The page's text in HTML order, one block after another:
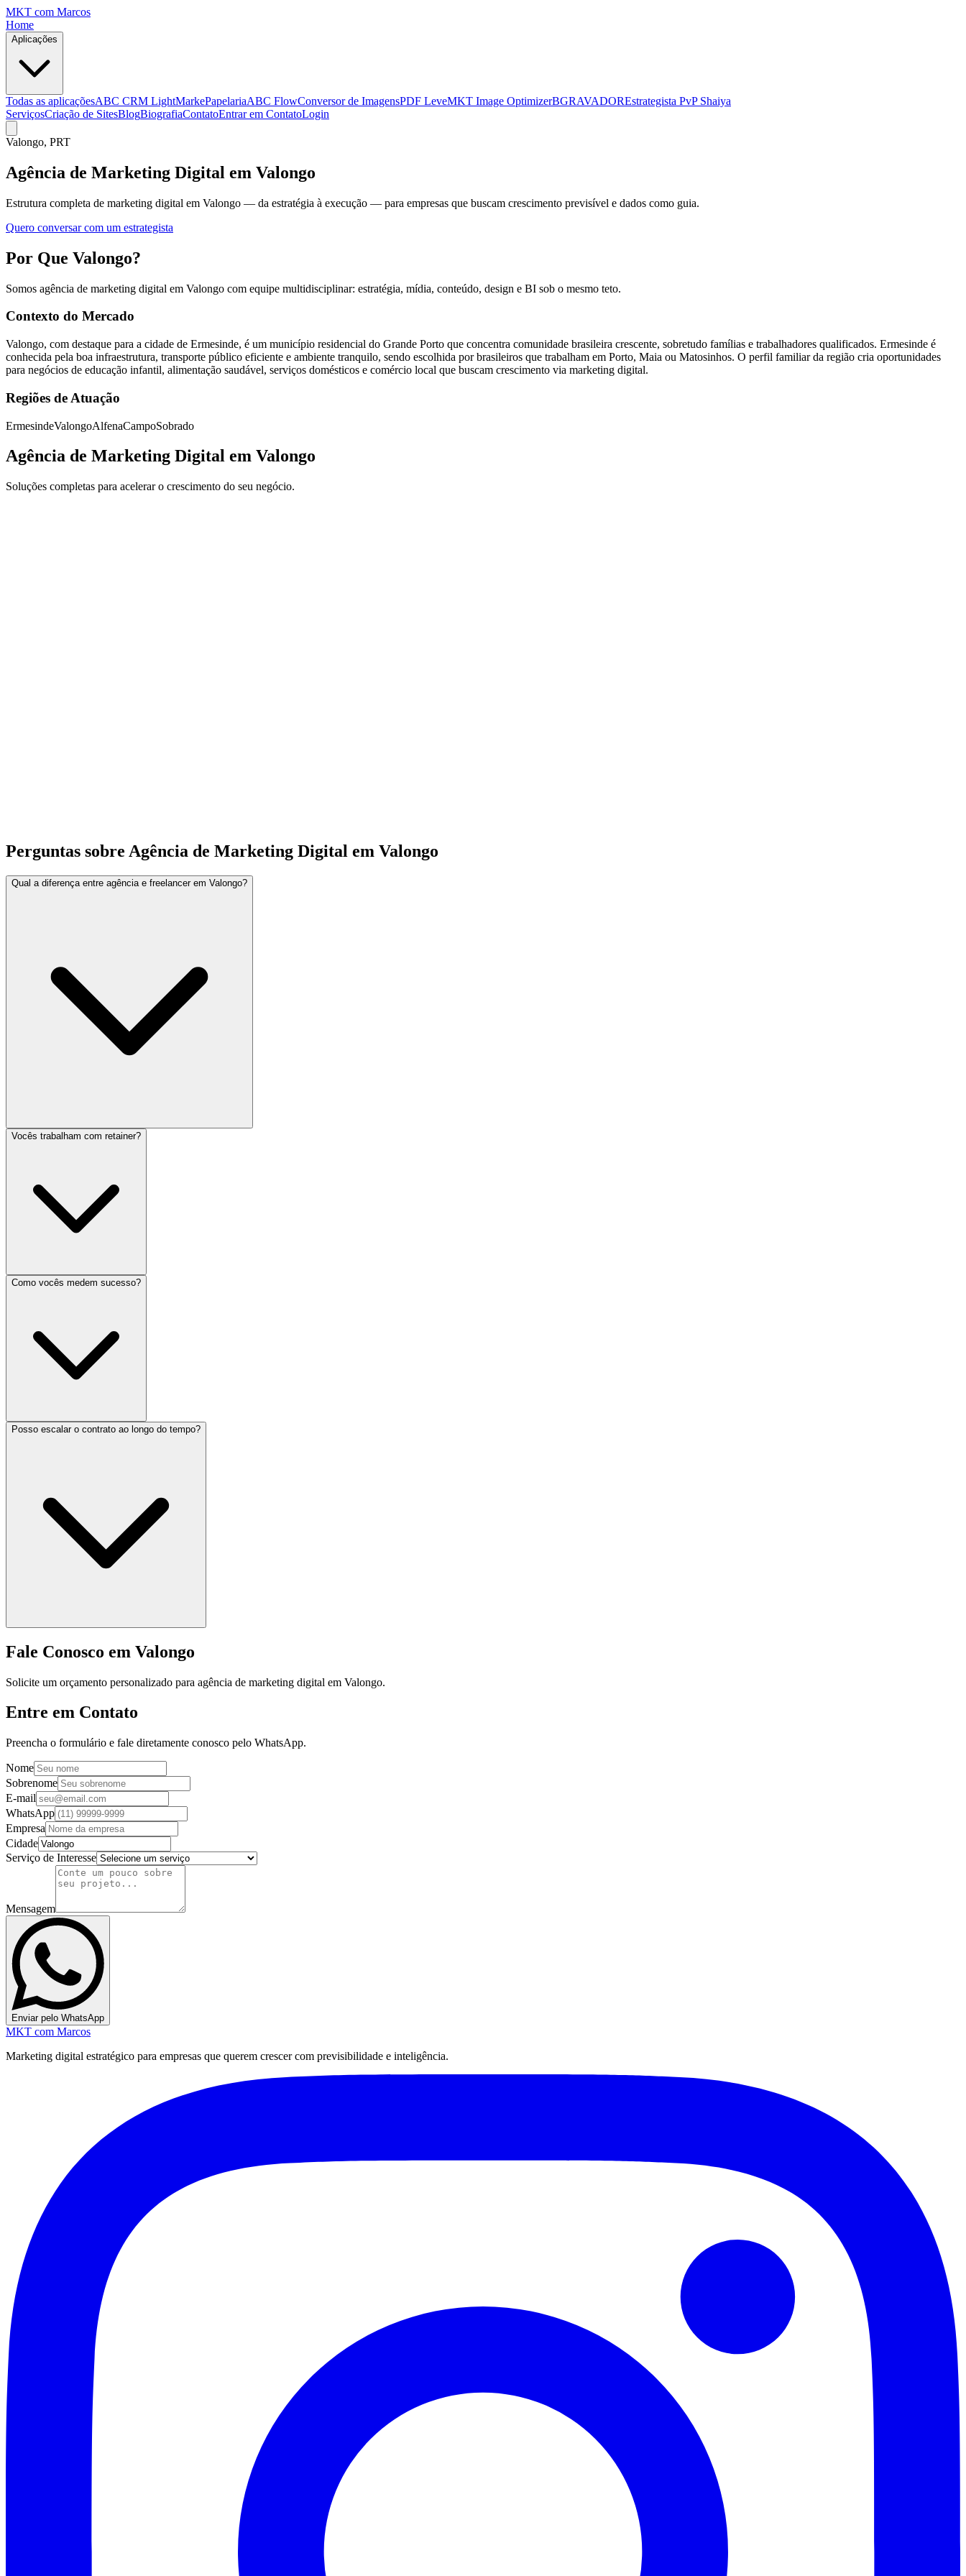
MKT com Marcos
Home
Aplicações
Todas as aplicaçõesABC CRM LightMarkePapelariaABC FlowConversor de ImagensPDF LeveMKT Image OptimizerBGRAVADOREstrategista PvP Shaiya
ServiçosCriação de SitesBlogBiografiaContatoEntrar em ContatoLogin
Valongo, PRT
Agência de Marketing Digital em Valongo
Estrutura completa de marketing digital em Valongo — da estratégia à execução — para empresas que buscam crescimento previsível e dados como guia.
Quero conversar com um estrategista
Por Que Valongo?
Somos agência de marketing digital em Valongo com equipe multidisciplinar: estratégia, mídia, conteúdo, design e BI sob o mesmo teto.
Contexto do Mercado
Valongo, com destaque para a cidade de Ermesinde, é um município residencial do Grande Porto que concentra comunidade brasileira crescente, sobretudo famílias e trabalhadores qualificados. Ermesinde é
conhecida pela boa infraestrutura, transporte público eficiente e ambiente tranquilo, sendo escolhida por brasileiros que trabalham em Porto, Maia ou Matosinhos. O perfil familiar da região cria oportunidades
para negócios de educação infantil, alimentação saudável, serviços domésticos e comércio local que buscam crescimento via marketing digital.
Regiões de Atuação
ErmesindeValongoAlfenaCampoSobrado
Agência de Marketing Digital em Valongo
Soluções completas para acelerar o crescimento do seu negócio.
Perguntas sobre Agência de Marketing Digital em Valongo
Qual a diferença entre agência e freelancer em Valongo?
Vocês trabalham com retainer?
Como vocês medem sucesso?
Posso escalar o contrato ao longo do tempo?
Fale Conosco em Valongo
Solicite um orçamento personalizado para agência de marketing digital em Valongo.
Entre em Contato
Preencha o formulário e fale diretamente conosco pelo WhatsApp.
Nome
Sobrenome
E-mail
WhatsApp
Empresa
Cidade
Serviço de Interesse
Mensagem
Enviar pelo WhatsApp
MKT com Marcos
Marketing digital estratégico para empresas que querem crescer com previsibilidade e inteligência.